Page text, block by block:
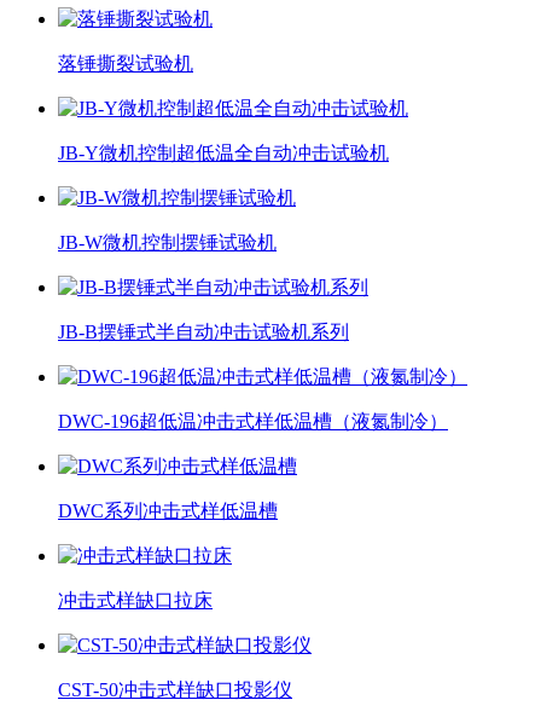
落锤撕裂试验机
JB-Y微机控制超低温全自动冲击试验机
JB-W微机控制摆锤试验机
JB-B摆锤式半自动冲击试验机系列
DWC-196超低温冲击式样低温槽（液氮制冷）
DWC系列冲击式样低温槽
冲击式样缺口拉床
CST-50冲击式样缺口投影仪